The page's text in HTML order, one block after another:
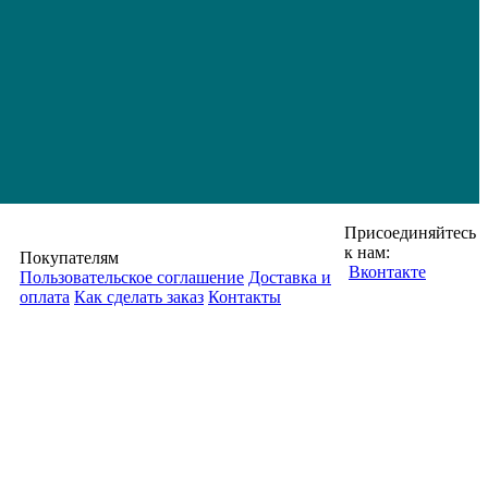
Покупателям
Пользовательское соглашение Доставка и
оплата Как сделать заказ Контакты
Присоединяйтесь
к нам:
Вконтакте